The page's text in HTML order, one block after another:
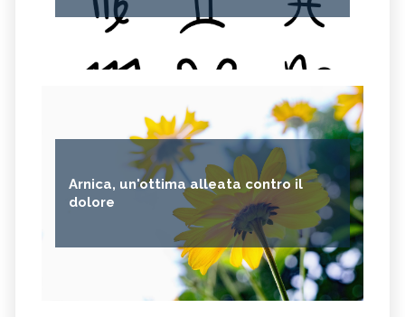
Arnica, un'ottima alleata contro il
dolore